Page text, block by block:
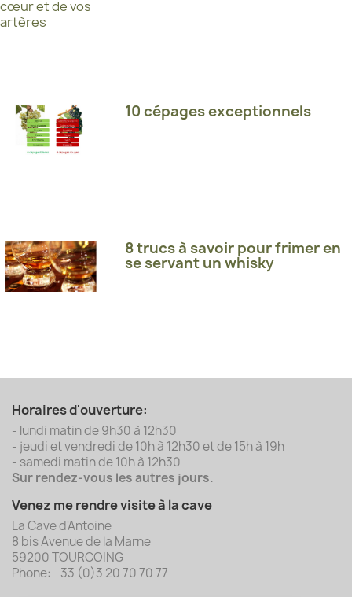
10 cépages exceptionnels
8 trucs à savoir pour frimer en
se servant un whisky
Horaires d'ouverture:
- lundi matin de 9h30 à 12h30
- jeudi et vendredi de 10h à 12h30 et de 15h à 19h
- samedi matin de 10h à 12h30
Sur rendez-vous les autres jours.
Venez me rendre visite à la cave
La Cave d'Antoine
8 bis Avenue de la Marne
59200 TOURCOING
Phone: +33 (0)3 20 70 70 77